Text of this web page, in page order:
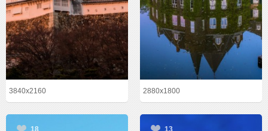
3840x2160 2880x1800
18 13